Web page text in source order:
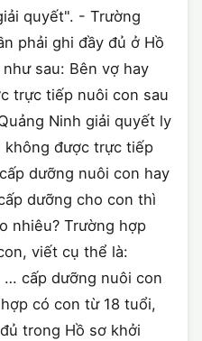
quyết". - Trường
phải ghi đầy đủ ở Hồ
sau: Bên vợ hay
trực tiếp nuôi con sau
Ninh giải quyết ly
được trực tiếp
dưỡng nuôi con hay
dưỡng cho con thì
nhiêu? Trường hợp
viết cụ thể là:
cấp dưỡng nuôi con
có con từ 18 tuổi,
trong Hồ sơ khởi